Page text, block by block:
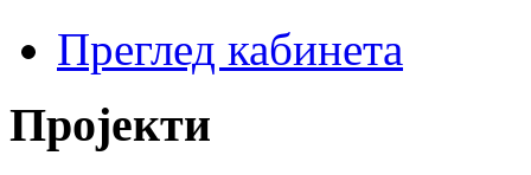
Преглед кабинета
Пројекти